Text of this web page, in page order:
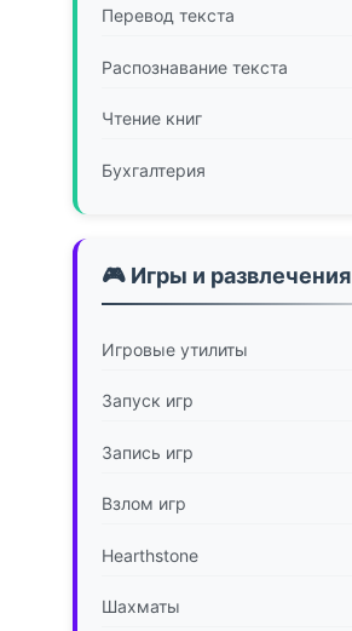
Перевод текста
Распознавание текста
Чтение книг
Бухгалтерия
🎮 Игры и развлечения
Игровые утилиты
Запуск игр
Запись игр
Взлом игр
Hearthstone
Шахматы